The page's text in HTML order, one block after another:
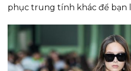
phục trung tính khác để bạn